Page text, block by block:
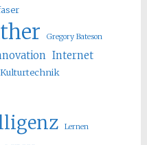
Gregory Bateson
Internet
Kulturtechnik
Lernen